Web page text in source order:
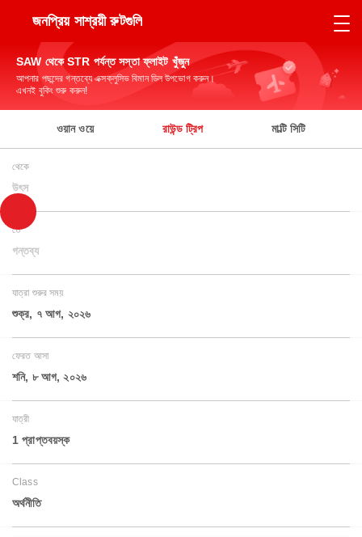
জনপ্রিয় সাশ্রয়ী রুটগুলি
SAW থেকে STR পর্যন্ত সস্তা ফ্লাইট খুঁজুন
আপনার পছন্দের গন্তব্যে এক্সক্লুসিভ বিমান ডিল উপভোগ করুন।
এখনই বুকিং শুরু করুন!
ওয়ান ওয়ে রাউন্ড ট্রিপ মাল্টি সিটি
থেকে
উৎস
তে
গন্তব্য
যাত্রা শুরুর সময়
শুক্র, ৭ আগ, ২০২৬
ফেরত আসা
শনি, ৮ আগ, ২০২৬
যাত্রী
1 প্রাপ্তবয়স্ক
Class
অর্থনীতি